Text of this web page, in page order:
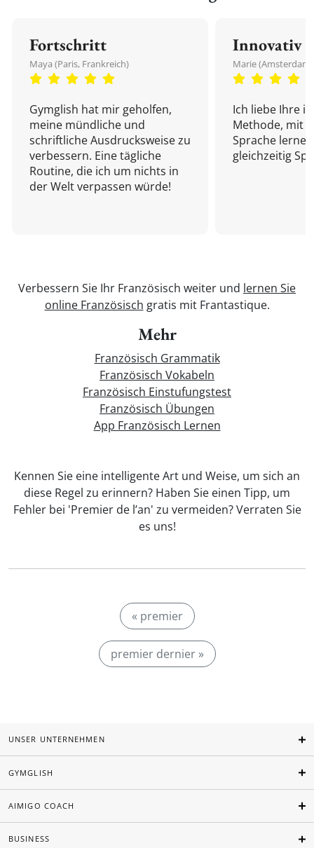
Fortschritt
Maya (Paris, Frankreich)
Gymglish hat mir geholfen,
meine mündliche und
schriftliche Ausdrucksweise zu
verbessern. Eine tägliche
Routine, die ich um nichts in
der Welt verpassen würde!
Innovativ
Marie
Ich liebe Ihre
Methode, mit
Sprache
gleichzeitig
Verbessern Sie Ihr Französisch weiter und lernen Sie
online Französisch gratis mit Frantastique.
Mehr
Französisch Grammatik
Französisch Vokabeln
Französisch Einstufungstest
Französisch Übungen
App Französisch Lernen
Kennen Sie eine intelligente Art und Weise, um sich an
diese Regel zu erinnern? Haben Sie einen Tipp, um
Fehler bei 'Premier de l’an' zu vermeiden? Verraten Sie
es uns!
« premier
premier dernier »
UNSER UNTERNEHMEN
GYMGLISH
AIMIGO COACH
BUSINESS